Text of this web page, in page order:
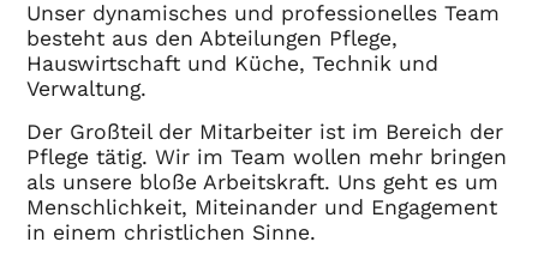
Unser dynamisches und professionelles Team
besteht aus den Abteilungen Pflege,
Hauswirtschaft und Küche, Technik und
Verwaltung.
Der Großteil der Mitarbeiter ist im Bereich der
Pflege tätig. Wir im Team wollen mehr bringen
als unsere bloße Arbeitskraft. Uns geht es um
Menschlichkeit, Miteinander und Engagement
in einem christlichen Sinne.